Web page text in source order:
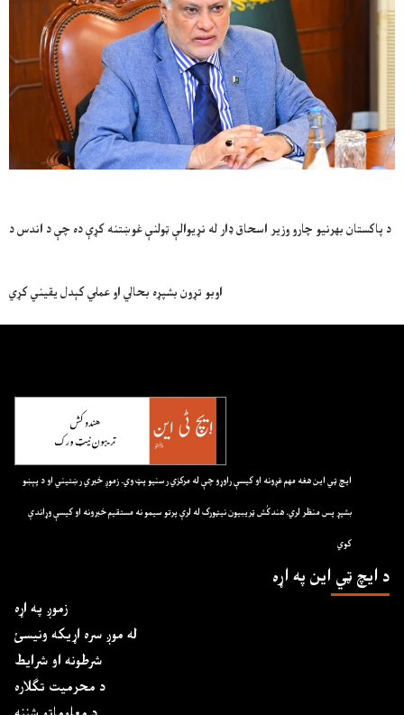
د پاکستان بهرنیو چارو وزیر اسحاق ډار له نړیوالې ټولنې غوښتنه کړې ده چې د اندس د
اوبو تړون بشپړه بحالي او عملي کېدل یقیني کړي
ايچ ټي اين هغه مهم غږونه او کيسې راوړو چې له مرکزي رسنيو پټ وي. زموږ خبري رښتيني او د پېښو
بشپړ پس منظر لري. هندکُش ټريبيون نيټورک له لرې پرتو سيمو نه مستقيم خبرونه او کيسې وړاندې
کوي
د ايچ ټي اين په اړه
زموږ په اړه
له موږ سره اړیکه ونیسئ
شرطونه او شرایط
د محرمیت تګلاره